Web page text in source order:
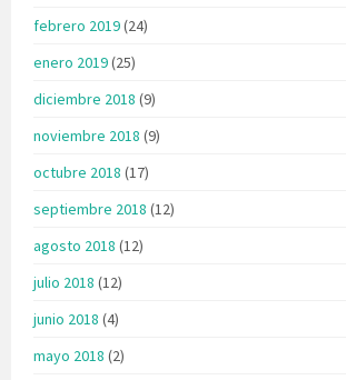
febrero 2019(24)
enero 2019(25)
diciembre 2018 (9)
noviembre 2018 (9)
octubre 2018 (17)
septiembre 2018 (12)
agosto 2018 (12)
julio 2018 (12)
junio 2018 (4)
mayo 2018 (2)